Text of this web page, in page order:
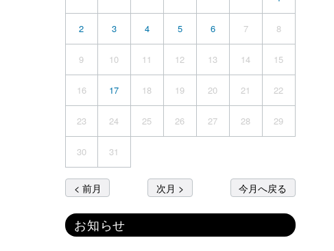
2 3 4 5 6 7 8
9 10 11 12 13 14 15
16 17 18 19 20 21 22
23 24 25 26 27 28 29
30 31
< 前月 次月 > 今月へ戻る
お知らせ